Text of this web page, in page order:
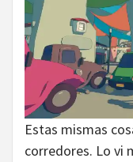
Estas mismas
corredores. Lo vi